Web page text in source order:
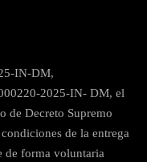
IN-DM,
2025-IN- DM, el
de Decreto Supremo
de la entrega
de forma voluntaria